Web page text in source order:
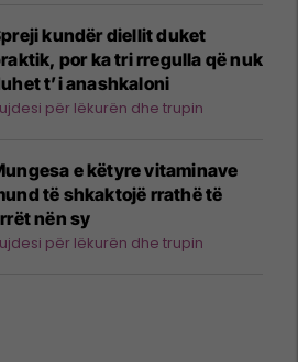
kundër diellit duket
por ka tri rregulla që nuk
t’i anashkaloni
për lëkurën dhe trupin
e këtyre vitaminave
të shkaktojë rrathë të
nën sy
për lëkurën dhe trupin